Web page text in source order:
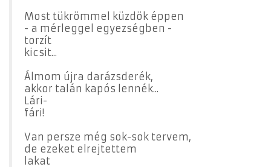
Most tükrömmel küzdök éppen
- a mérleggel egyezségben -
torzít
kicsit...
Álmom újra darázsderék,
akkor talán kapós lennék...
Lári-
fári!
Van persze még sok-sok tervem,
de ezeket elrejtettem
lakat